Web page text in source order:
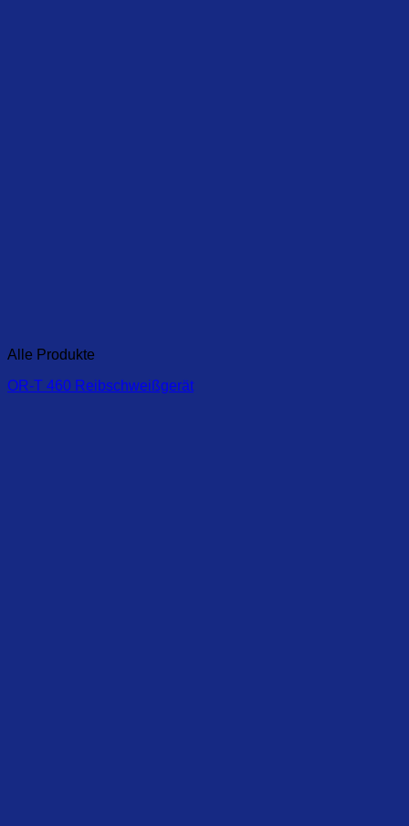
Alle Produkte
OR-T 460 Reibschweißgerät